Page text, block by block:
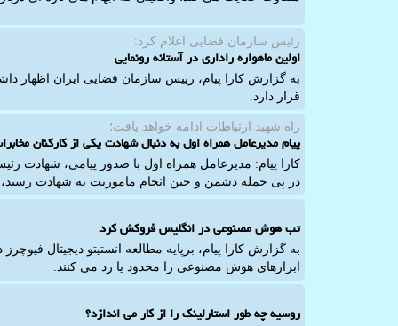
رئیس سازمان فضایی اعلام كرد:
اولین ماهواره راداری در آستانه رونمایی
قرار دارد.
راه شهید ارتباطات ادامه خواهد یافت؛
پیام مدیرعامل همراه اول به دنبال شهادت یکی از کارکنان
کارا پیام: مدیرعامل همراه اول با صدور پیامی، شهادت
در پی حمله دشمن و حین انجام ماموریت به شهادت
تب هوش مصنوعی در انگلیس فروکش کرد
به گزارش کارا پیام، برپایه مطالعه انستیتو دیجیتال
ابزارهای هوش مصنوعی را محدود یا رد می کنند.
روسیه چه طور استارلینک را از کار می اندازد؟